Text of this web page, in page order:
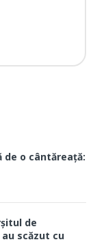
de o cântăreață:
de
scăzut cu